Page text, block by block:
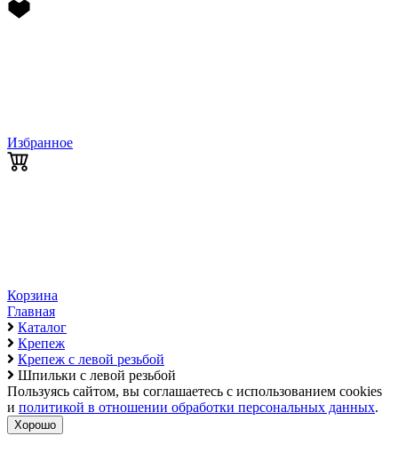
Избранное
Корзина
Главная
Каталог
Крепеж
Крепеж с левой резьбой
Шпильки с левой резьбой
Пользуясь сайтом, вы соглашаетесь с использованием cookies
и политикой в отношении обработки персональных данных.
Хорошо